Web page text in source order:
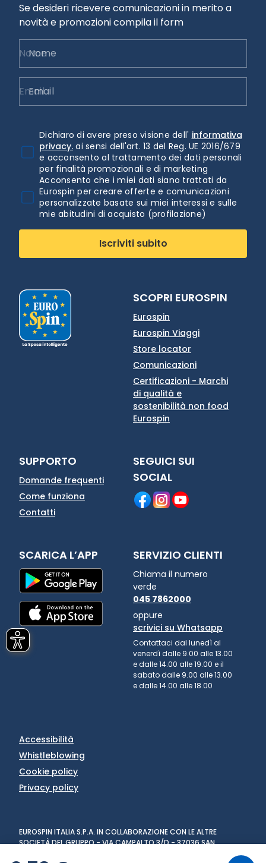
Se desideri ricevere comunicazioni in merito a
novità e promozioni compila il form
Nome
Email
Dichiaro di avere preso visione dell' informativa
privacy. ai sensi dell'art. 13 del Reg. UE 2016/679
e acconsento al trattamento dei dati personali
per finalità promozionali e di marketing
Acconsento che i miei dati siano trattati da
Eurospin per creare offerte e comunicazioni
personalizzate basate sui miei interessi e sulle
mie abitudini di acquisto (profilazione)
Iscriviti subito
SCOPRI EUROSPIN
Eurospin
Eurospin Viaggi
Store locator
Comunicazioni
Certificazioni - Marchi
di qualità e
sostenibilità non food
Eurospin
SUPPORTO
Domande frequenti
Come funziona
Contatti
SEGUICI SUI
SOCIAL
SCARICA L’APP SERVIZIO CLIENTI
Chiama il numero
verde
045 7862000
oppure
scrivici su Whatsapp
Contattaci dal lunedì al
venerdì dalle 9.00 alle 13.00
e dalle 14.00 alle 19.00 e il
sabato dalle 9.00 alle 13.00
e dalle 14.00 alle 18.00
Accessibilità
Whistleblowing
Cookie policy
Privacy policy
EUROSPIN ITALIA S.P.A. IN COLLABORAZIONE CON LE ALTRE
SOCIETÀ DEL GRUPPO - VIA CAMPALTO 3/D - 37036 SAN
MARTINO BUON ALBERGO (VR) - FAX +39 045 8782333 - PARTITA